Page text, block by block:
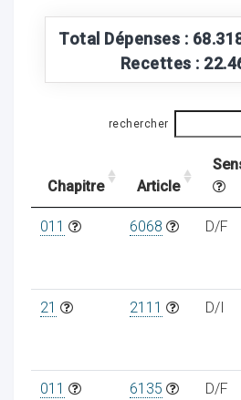
Total Dépenses :
Recettes :
rechercher
Chapitre Article
011 6068 D/F
21 2111 D/I
011 6135 D/F